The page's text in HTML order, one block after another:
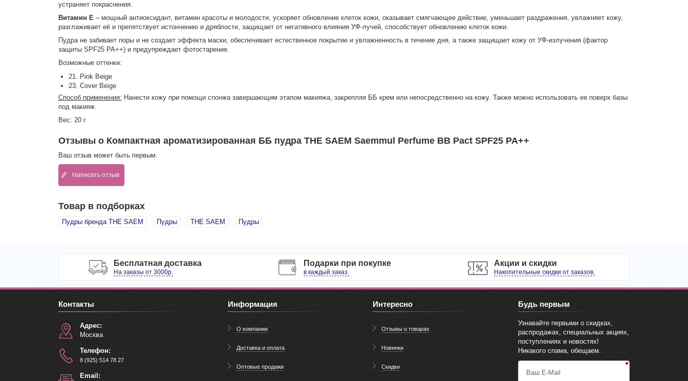
устраняет покраснения.
Витамин Е– мощный антиоксидант, витамин красоты и молодости, ускоряет обновление клеток кожи, оказывает смягчающее действие, уменьшает раздражения, увлажняет кожу,
разглаживает её и препятствует истончению и дряблости, защищает от негативного влияния УФ-лучей, способствует обновлению клеток кожи.
Пудра не забивает поры и не создает эффекта маски, обеспечивает естественное покрытие и увлажненность в течение дня, а также защищает кожу от УФ-излучения (фактор
защиты SPF25 PA++) и предупреждает фотостарение.
Возможные оттенки:
21. Pink Beige
23. Cover Beige
Способ применения: Нанести кожу при помощи спонжа завершающим этапом макияжа, закрепляя ББ крем или непосредственно на кожу. Также можно использовать ее поверх базы
под макияж.
Вес: 20 г
Отзывы о Компактная ароматизированная ББ пудра THE SAEM Saemmul Perfume BB Pact SPF25 PA++
Ваш отзыв может быть первым.
Написать отзыв
Товар в подборках
Пудры бренда THE SAEM Пудры THE SAEM Пудры
Бесплатная доставка
На заказы от 3000р.
Подарки при покупке
в каждый заказ.
Акции и скидки
Накопительные скидки от заказов.
Контакты
Адрес:
Москва
Телефон:
8 (925) 514 78 27
Email:
Информация
О компании
Доставка и оплата
Оптовые продажи
Интересно
Отзывы о товарах
Новинки
Скидки
Будь первым
Узнавайте первыми о скидках,
распродажах, специальных акциях,
поступлениях и новостях!
Никакого спама, обещаем.
Ваш E-Mail